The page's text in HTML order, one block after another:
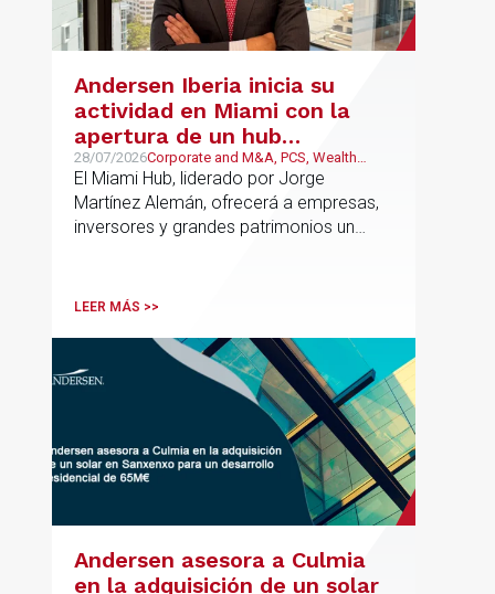
Andersen Iberia inicia su
actividad en Miami con la
apertura de un hub
estratégico para reforzar el
asesoramiento fiscal, legal y
patrimonial conectando
Europa y Latinoamérica
28/07/2026Corporate and M&A, PCS, Wealth
Management & Family Business, Real
Estate
El Miami Hub, liderado por Jorge
Martínez Alemán, ofrecerá a empresas,
inversores y grandes patrimonios un
Latinoamérica y otros mercados
LEER MÁS >>
Andersen asesora a Culmia
en la adquisición de un solar